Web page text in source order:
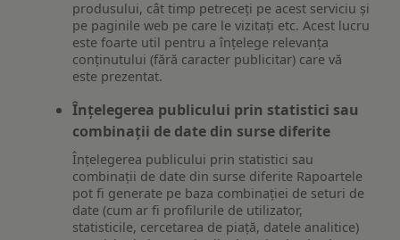
produsului, cât timp petreceți pe acest serviciu și
pe paginile web pe care le vizitați etc. Acest lucru
este foarte util pentru a înțelege relevanța
conținutului (fără caracter publicitar) care vă
este prezentat.
Înțelegerea publicului prin statistici sau
combinații de date din surse diferite
Înțelegerea publicului prin statistici sau
combinații de date din surse diferite Rapoartele
pot fi generate pe baza combinației de seturi de
date (cum ar fi profilurile de utilizator,
statisticile, cercetarea de piață, datele analitice)